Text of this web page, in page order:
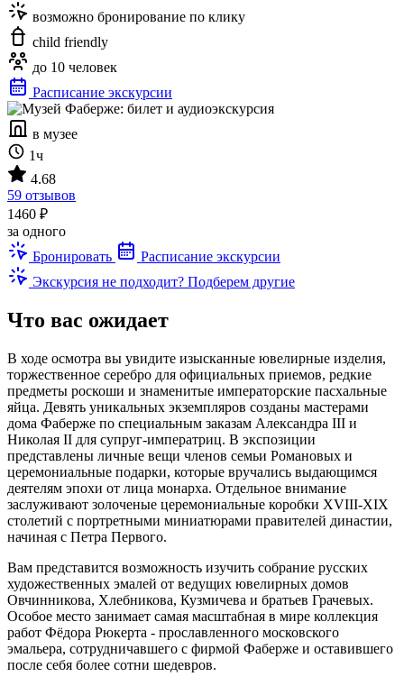
возможно бронирование по клику
child friendly
до 10 человек
Расписание экскурсии
в музее
1ч
4.68
59 отзывов
1460 ₽
за одного
Бронировать
Расписание экскурсии
Экскурсия не подходит? Подберем другие
Что вас ожидает
В ходе осмотра вы увидите изысканные ювелирные изделия,
торжественное серебро для официальных приемов, редкие
предметы роскоши и знаменитые императорские пасхальные
яйца. Девять уникальных экземпляров созданы мастерами
дома Фаберже по специальным заказам Александра III и
Николая II для супруг-императриц. В экспозиции
представлены личные вещи членов семьи Романовых и
церемониальные подарки, которые вручались выдающимся
деятелям эпохи от лица монарха. Отдельное внимание
заслуживают золоченые церемониальные коробки XVIII-XIX
столетий с портретными миниатюрами правителей династии,
начиная с Петра Первого.
Вам представится возможность изучить собрание русских
художественных эмалей от ведущих ювелирных домов
Овчинникова, Хлебникова, Кузмичева и братьев Грачевых.
Особое место занимает самая масштабная в мире коллекция
работ Фёдора Рюкерта - прославленного московского
эмальера, сотрудничавшего с фирмой Фаберже и оставившего
после себя более сотни шедевров.